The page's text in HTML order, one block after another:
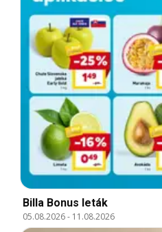
Billa Bonus leták
05.08.2026- 11.08.2026